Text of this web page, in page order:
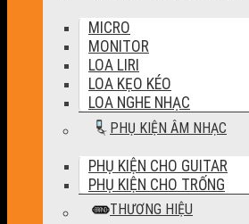
MICRO
MONITOR
LOA LIRI
LOA KẸO KÉO
LOA NGHE NHẠC
PHỤ KIỆN ÂM NHẠC
PHỤ KIỆN CHO GUITAR
PHỤ KIỆN CHO TRỐNG
THƯƠNG HIỆU